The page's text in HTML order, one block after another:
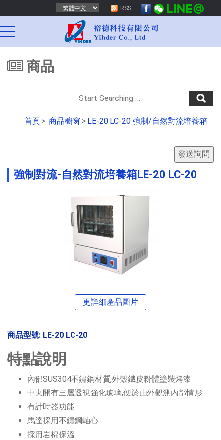
RSS
商品
首頁 > 商品櫥窗 > LE-20 LC-20 強制/自然對流培養箱
強制對流-自然對流培養箱LE-20 LC-20
更詳細產品圖片
商品型號: LE-20 LC-20
特點說明
內部SUS304不鏽鋼材質,外殼鐡皮粉體塗裝烤漆
中央開有三層透視強化玻璃,便於由外觀測內部情形
有計時器功能
馬達採用不鏽鋼軸心
採用岩棉保溫